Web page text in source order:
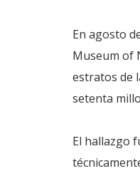
En agosto
Museum of
estratos de
setenta
El hallazgo